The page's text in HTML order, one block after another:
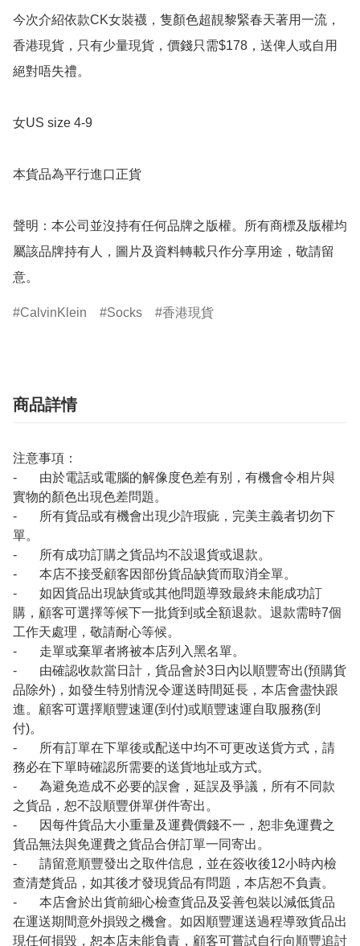
今次介紹依款CK女裝襪，隻顏色超靚黎緊春天著用一流，
香港現貨，只有少量現貨，價錢只需$178，送俾人或自用
絕對唔失禮。
女US size 4-9
本貨品為平行進口正貨
聲明：本公司並沒持有任何品牌之版權。所有商標及版權均
屬該品牌持有人，圖片及資料轉載只作分享用途，敬請留
意。
CalvinKlein Socks 香港現貨
商品詳情
注意事項：
- 由於電話或電腦的解像度色差有别，有機會令相片與
實物的顏色出現色差問題。
- 所有貨品或有機會出現少許瑕疵，完美主義者切勿下
單。
- 所有成功訂購之貨品均不設退貨或退款。
- 本店不接受顧客因部份貨品缺貨而取消全單。
- 如因貨品出現缺貨或其他問題導致最終未能成功訂
購，顧客可選擇等候下一批貨到或全額退款。退款需時7個
工作天處理，敬請耐心等候。
- 走單或棄單者將被本店列入黑名單。
- 由確認收款當日計，貨品會於3日內以順豐寄出(預購貨
品除外)，如發生特別情況令運送時間延長，本店會盡快跟
進。顧客可選擇順豐速運(到付)或順豐速運自取服務(到
付)。
- 所有訂單在下單後或配送中均不可更改送貨方式，請
務必在下單時確認所需要的送貨地址或方式。
- 為避免造成不必要的誤會，延誤及爭議，所有不同款
之貨品，恕不設順豐併單併件寄出。
- 因每件貨品大小重量及運費價錢不一，恕非免運費之
貨品無法與免運費之貨品合併訂單一同寄出。
- 請留意順豐發出之取件信息，並在簽收後12小時內檢
查清楚貨品，如其後才發現貨品有問題，本店恕不負責。
- 本店會於出貨前細心檢查貨品及妥善包裝以減低貨品
在運送期間意外損毀之機會。如因順豐運送過程導致貨品出
現任何損毀，恕本店未能負責，顧客可嘗試自行向順豐追討